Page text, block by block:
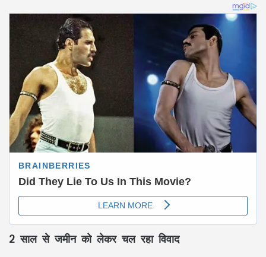
2 साल से जमीन को लेकर चल रहा विवाद